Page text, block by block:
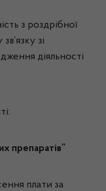
з роздрібної
зі
діяльності
препаратів”
плати за